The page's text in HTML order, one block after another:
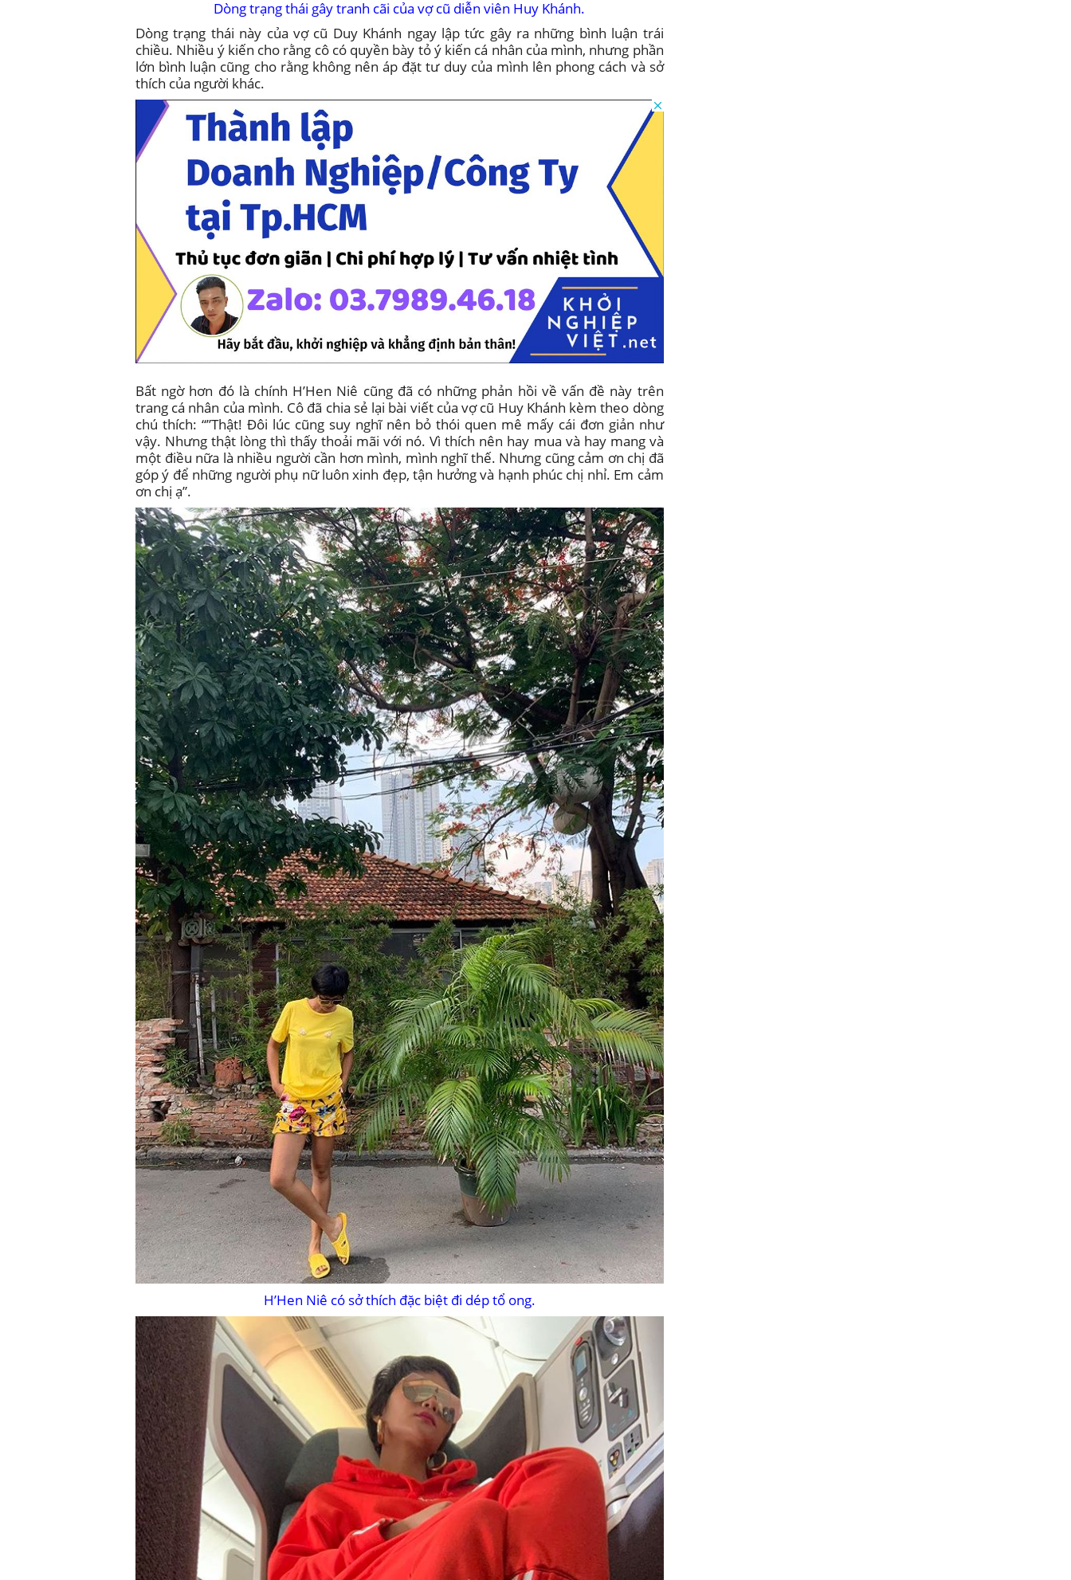
Dòng trạng thái gây tranh cãi của vợ cũ diễn viên Huy Khánh.
Dòng trạng thái này của vợ cũ Duy Khánh ngay lập tức gây ra những bình luận trái
chiều. Nhiều ý kiến cho rằng cô có quyền bày tỏ ý kiến cá nhân của mình, nhưng phần
lớn bình luận cũng cho rằng không nên áp đặt tư duy của mình lên phong cách và sở
thích của người khác.
Bất ngờ hơn đó là chính H’Hen Niê cũng đã có những phản hồi về vấn đề này trên
trang cá nhân của mình. Cô đã chia sẻ lại bài viết của vợ cũ Huy Khánh kèm theo dòng
chú thích: “”Thật! Đôi lúc cũng suy nghĩ nên bỏ thói quen mê mấy cái đơn giản như
vậy. Nhưng thật lòng thì thấy thoải mãi với nó. Vì thích nên hay mua và hay mang và
một điều nữa là nhiều người cần hơn mình, mình nghĩ thế. Nhưng cũng cảm ơn chị đã
góp ý để những người phụ nữ luôn xinh đẹp, tận hưởng và hạnh phúc chị nhỉ. Em cảm
ơn chị ạ”.
H’Hen Niê có sở thích đặc biệt đi dép tổ ong.